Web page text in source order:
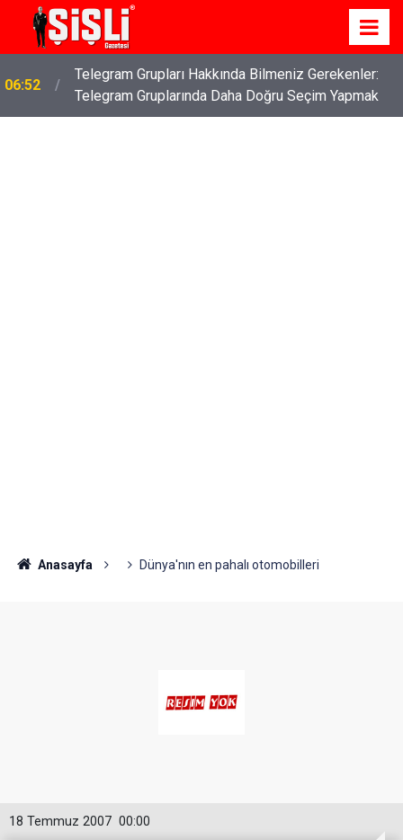
04:43
İş Davaları: Haklarınızı Bilmek ve Koruma Altına
Almak
Anasayfa Dünya'nın en pahalı otomobilleri
00:00
18 Temmuz 2007